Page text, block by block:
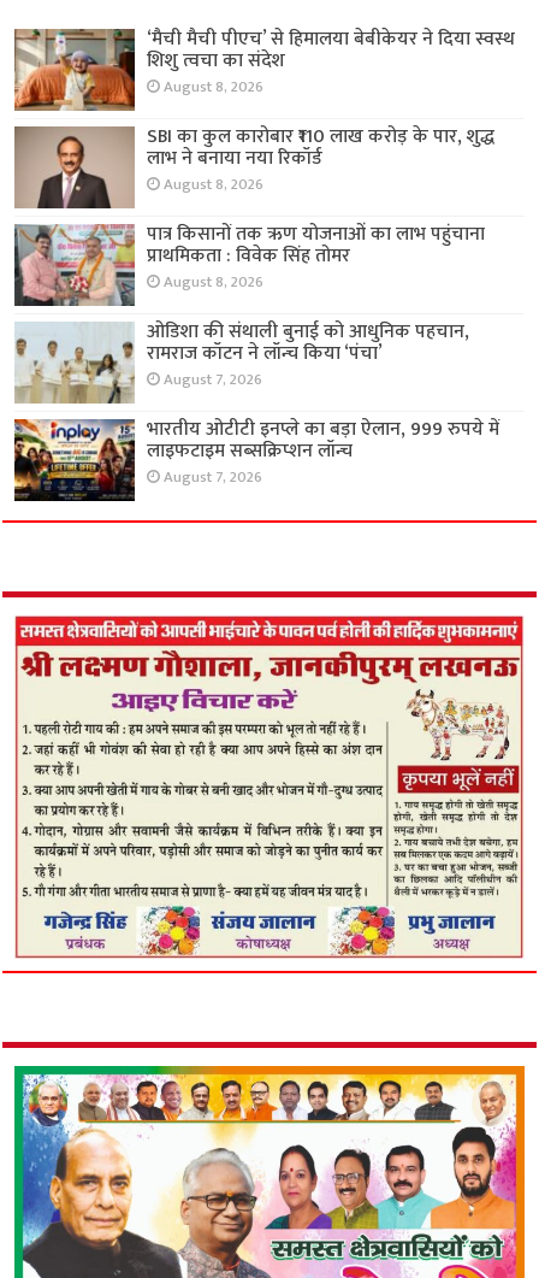
‘मैची मैची पीएच’ से हिमालया बेबीकेयर ने दिया स्वस्थ
शिशु त्वचा का संदेश
August 8, 2026
SBI का कुल कारोबार ₹110 लाख करोड़ के पार, शुद्ध
लाभ ने बनाया नया रिकॉर्ड
August 8, 2026
पात्र किसानों तक ऋण योजनाओं का लाभ पहुंचाना
प्राथमिकता : विवेक सिंह तोमर
August 8, 2026
ओडिशा की संथाली बुनाई को आधुनिक पहचान,
रामराज कॉटन ने लॉन्च किया ‘पंचा’
August 7, 2026
भारतीय ओटीटी इनप्ले का बड़ा ऐलान, 999 रुपये में
लाइफटाइम सब्सक्रिप्शन लॉन्च
August 7, 2026